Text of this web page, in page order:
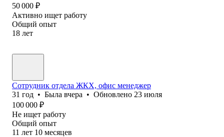
50 000 ₽
Активно ищет работу
Общий опыт
18 лет
Сотрудник отдела ЖКХ, офис менеджер
31 год • Была вчера • Обновлено 23 июля
100 000 ₽
Не ищет работу
Общий опыт
11 лет 10 месяцев